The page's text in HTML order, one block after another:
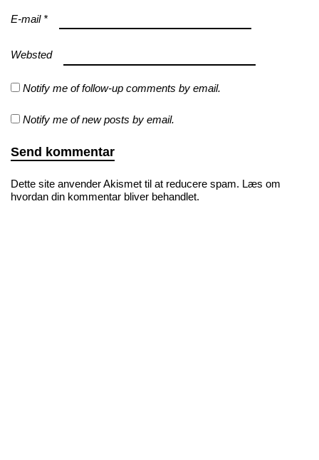
E-mail *
Websted
Notify me of follow-up comments by email.
Notify me of new posts by email.
Dette site anvender Akismet til at reducere spam. Læs om
hvordan din kommentar bliver behandlet.